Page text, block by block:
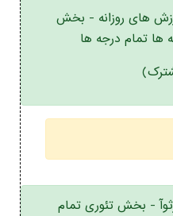
های روزانه - بخش
ها تمام درجه ها
- بخش تئوری تمام